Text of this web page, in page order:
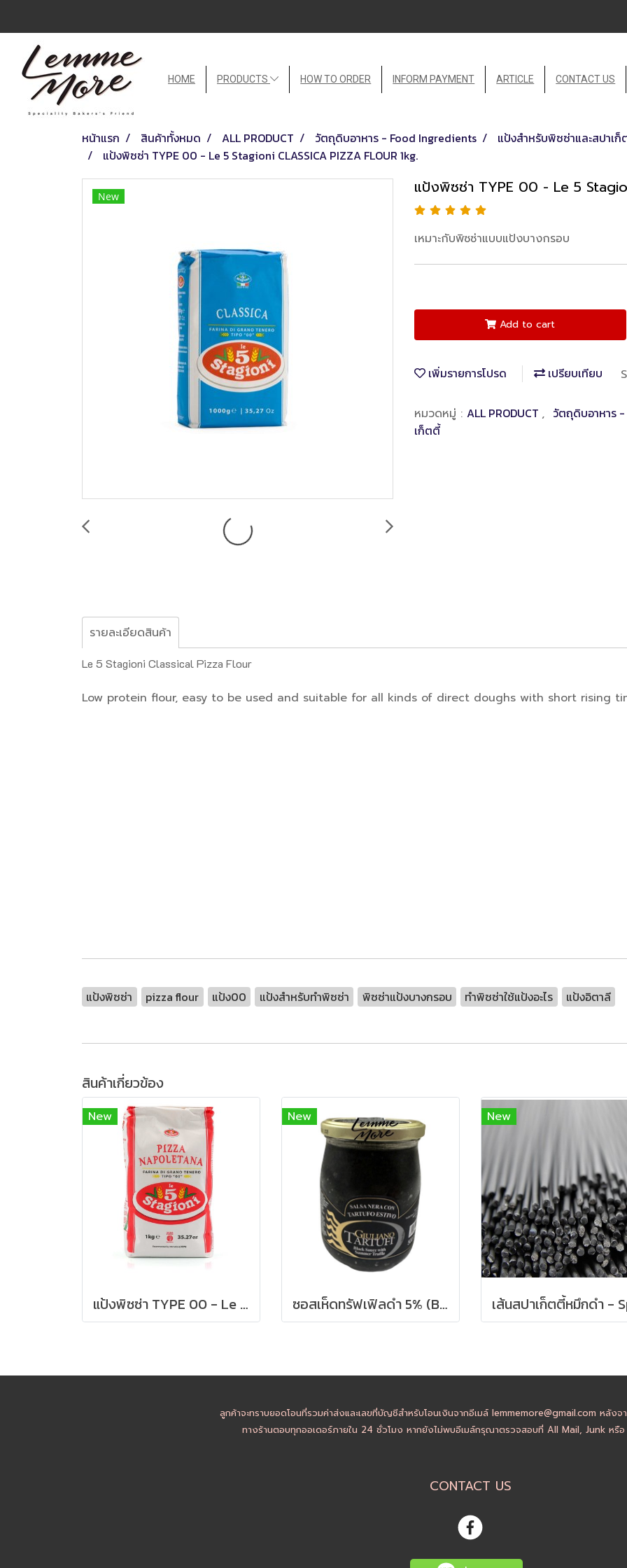
HOME PRODUCTS HOW TO ORDER INFORM PAYMENT ARTICLE CONTACT US
หน้าแรก สินค้าทั้งหมด ALL PRODUCT วัตถุดิบอาหาร - Food Ingredients
แป้งสำหรับพิซซ่าและสปาเ
แป้งพิซซ่า TYPE 00 - Le 5 Stagioni CLASSICA PIZZA FLOUR 1kg.
New แป้งพิซซ่า TYPE 00 - Le 5
เหมาะกับพิซซ่าแบบแป้งบางกรอบ
Add to cart
เพิ่มรายการโปรด เปรียบเทียบ
หมวดหมู่ : ALL PRODUCT , วัตถุดิบอาหาร
เก็ตตี้
รายละเอียดสินค้า
Le 5 Stagioni Classical Pizza Flour
Low protein flour, easy to be used and suitable for all kinds of direct doughs with short rising
แป้งพิซซ่า pizza flour แป้ง00 แป้งสำหรับทำพิซซ่า พิซซ่าแป้งบางกรอบ ทำพิซซ่าใช้แป้งอะไร แป้งอิตาลี
สินค้าเกี่ยวข้อง
New
แป้งพิซซ่า TYPE 00 - Le 5 Stagioni PIZZA NAPOLETANA FLOUR 1kg
New
ซอสเห็ดทรัฟเฟิลดำ 5% (Black Sauce with Summer Truffle) Giuliano Tartufi 500 g.
New
ลูกค้าจะทราบยอดโอนที่รวมค่าส่งและเลขที่บัญชีสำหรับโอนเงินจากอีเมล์ lemmemore@gmail.com หลัง
ทางร้านตอบทุกออเดอร์ภายใน 24 ชั่วโมง หากยังไม่พบอีเมล์กรุณาตรวจสอบที่ All Mail, Junk หรื
CONTACT US